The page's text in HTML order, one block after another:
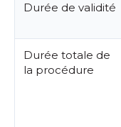
Durée de validité
Durée totale de
la procédure